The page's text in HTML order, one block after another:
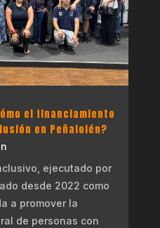
el financiamiento
en Peñalolén?
ejecutado por
desde 2022 como
a promover la
de personas con